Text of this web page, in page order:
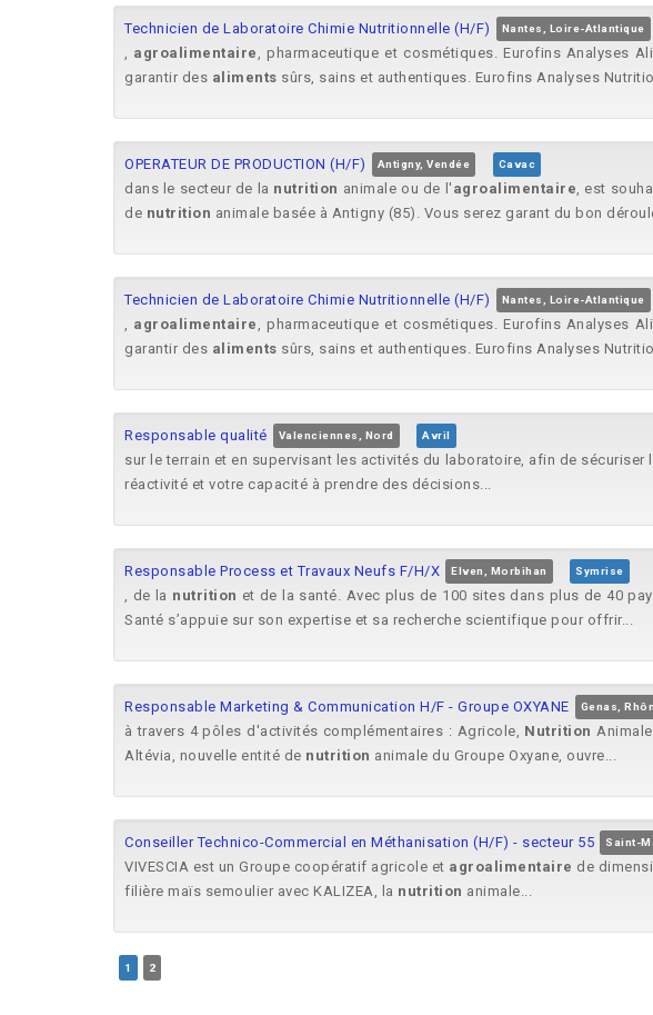
Technicien de Laboratoire Chimie Nutritionnelle (H/F) Nantes, Loire-Atlantique
, agroalimentaire , pharmaceutique et cosmétiques. Eurofins Analyses
garantir des aliments sûrs, sains et authentiques. Eurofins Analyses
OPERATEUR DE PRODUCTION (H/F) Antigny, Vendée Cavac
dans le secteur de la nutrition animale ou de l' agroalimentaire, est
de nutrition animale basée à Antigny (85). Vous serez garant du bon
Technicien de Laboratoire Chimie Nutritionnelle (H/F) Nantes, Loire-Atlantique
, agroalimentaire , pharmaceutique et cosmétiques. Eurofins Analyses
garantir des aliments sûrs, sains et authentiques. Eurofins Analyses
Responsable qualité Valenciennes, Nord Avril
sur le terrain et en supervisant les activités du laboratoire, afin de
réactivité et votre capacité à prendre des décisions...
Responsable Process et Travaux Neufs F/H/X Elven, Morbihan Symrise
, de la nutrition et de la santé. Avec plus de 100 sites dans plus de 40
Santé s’appuie sur son expertise et sa recherche scientifique pour offrir...
Responsable Marketing & Communication H/F - Groupe OXYANE Genas,
à travers 4 pôles d'activités complémentaires : Agricole, Nutrition
Altévia, nouvelle entité de nutrition animale du Groupe Oxyane, ouvre...
Conseiller Technico-Commercial en Méthanisation (H/F) - secteur 55 Saint-
VIVESCIA est un Groupe coopératif agricole et agroalimentaire de
filière maïs semoulier avec KALIZEA, la nutrition animale...
1 2